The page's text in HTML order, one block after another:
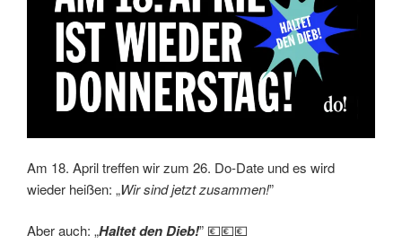
Am 18. April treffen wir zum 26. Do-Date und es wird
wieder heißen: „Wir sind jetzt zusammen!”
Aber auch: „Haltet den Dieb!” 💶💶💶